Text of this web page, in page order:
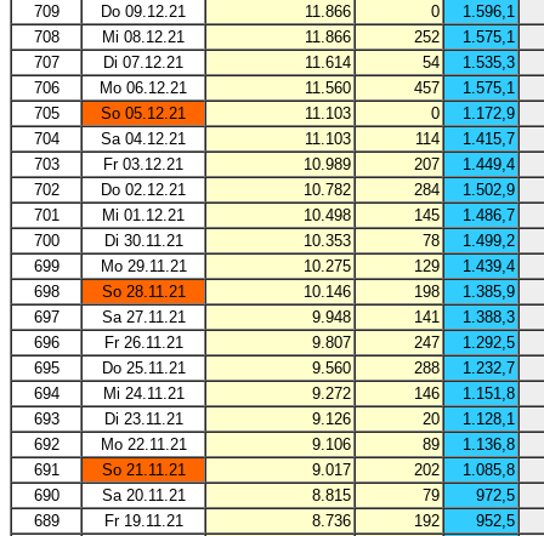
709
Do 09.12.21 11.866 0
1.596,1
708
Mi 08.12.21 11.866 252
1.575,1
707
Di 07.12.21 11.614 54
1.535,3
706
Mo 06.12.21 11.560 457
1.575,1
705
So 05.12.21 11.103 0
1.172,9
704
Sa 04.12.21 11.103 114
1.415,7
703
Fr 03.12.21 10.989 207
1.449,4
702
Do 02.12.21 10.782 284
1.502,9
701
Mi 01.12.21 10.498 145
1.486,7
700
Di 30.11.21 10.353 78
1.499,2
699
Mo 29.11.21 10.275 129
1.439,4
698
So 28.11.21 10.146 198
1.385,9
697
Sa 27.11.21 9.948 141
1.388,3
696
Fr 26.11.21 9.807 247
1.292,5
695
Do 25.11.21 9.560 288
1.232,7
694
Mi 24.11.21 9.272 146
1.151,8
693
Di 23.11.21 9.126 20
1.128,1
692
Mo 22.11.21 9.106 89
1.136,8
691
So 21.11.21 9.017 202
1.085,8
690
Sa 20.11.21 8.815 79
972,5
689
Fr 19.11.21 8.736 192
952,5